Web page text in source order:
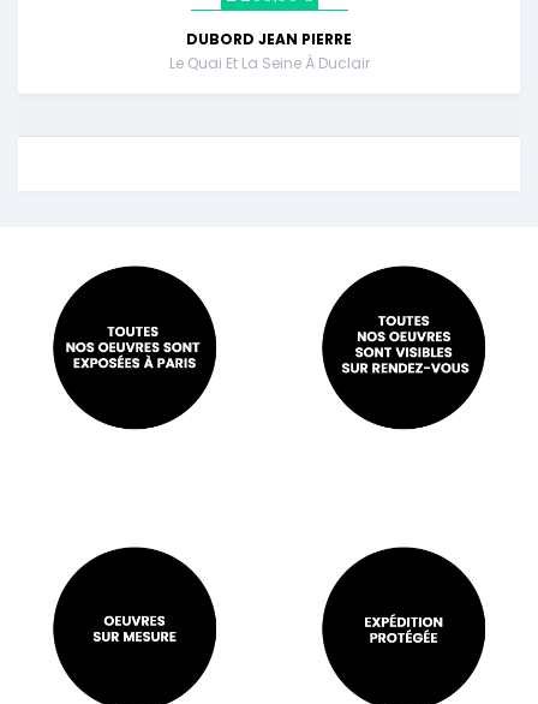
DUBORD JEAN PIERRE
Le Quai Et La Seine À Duclair